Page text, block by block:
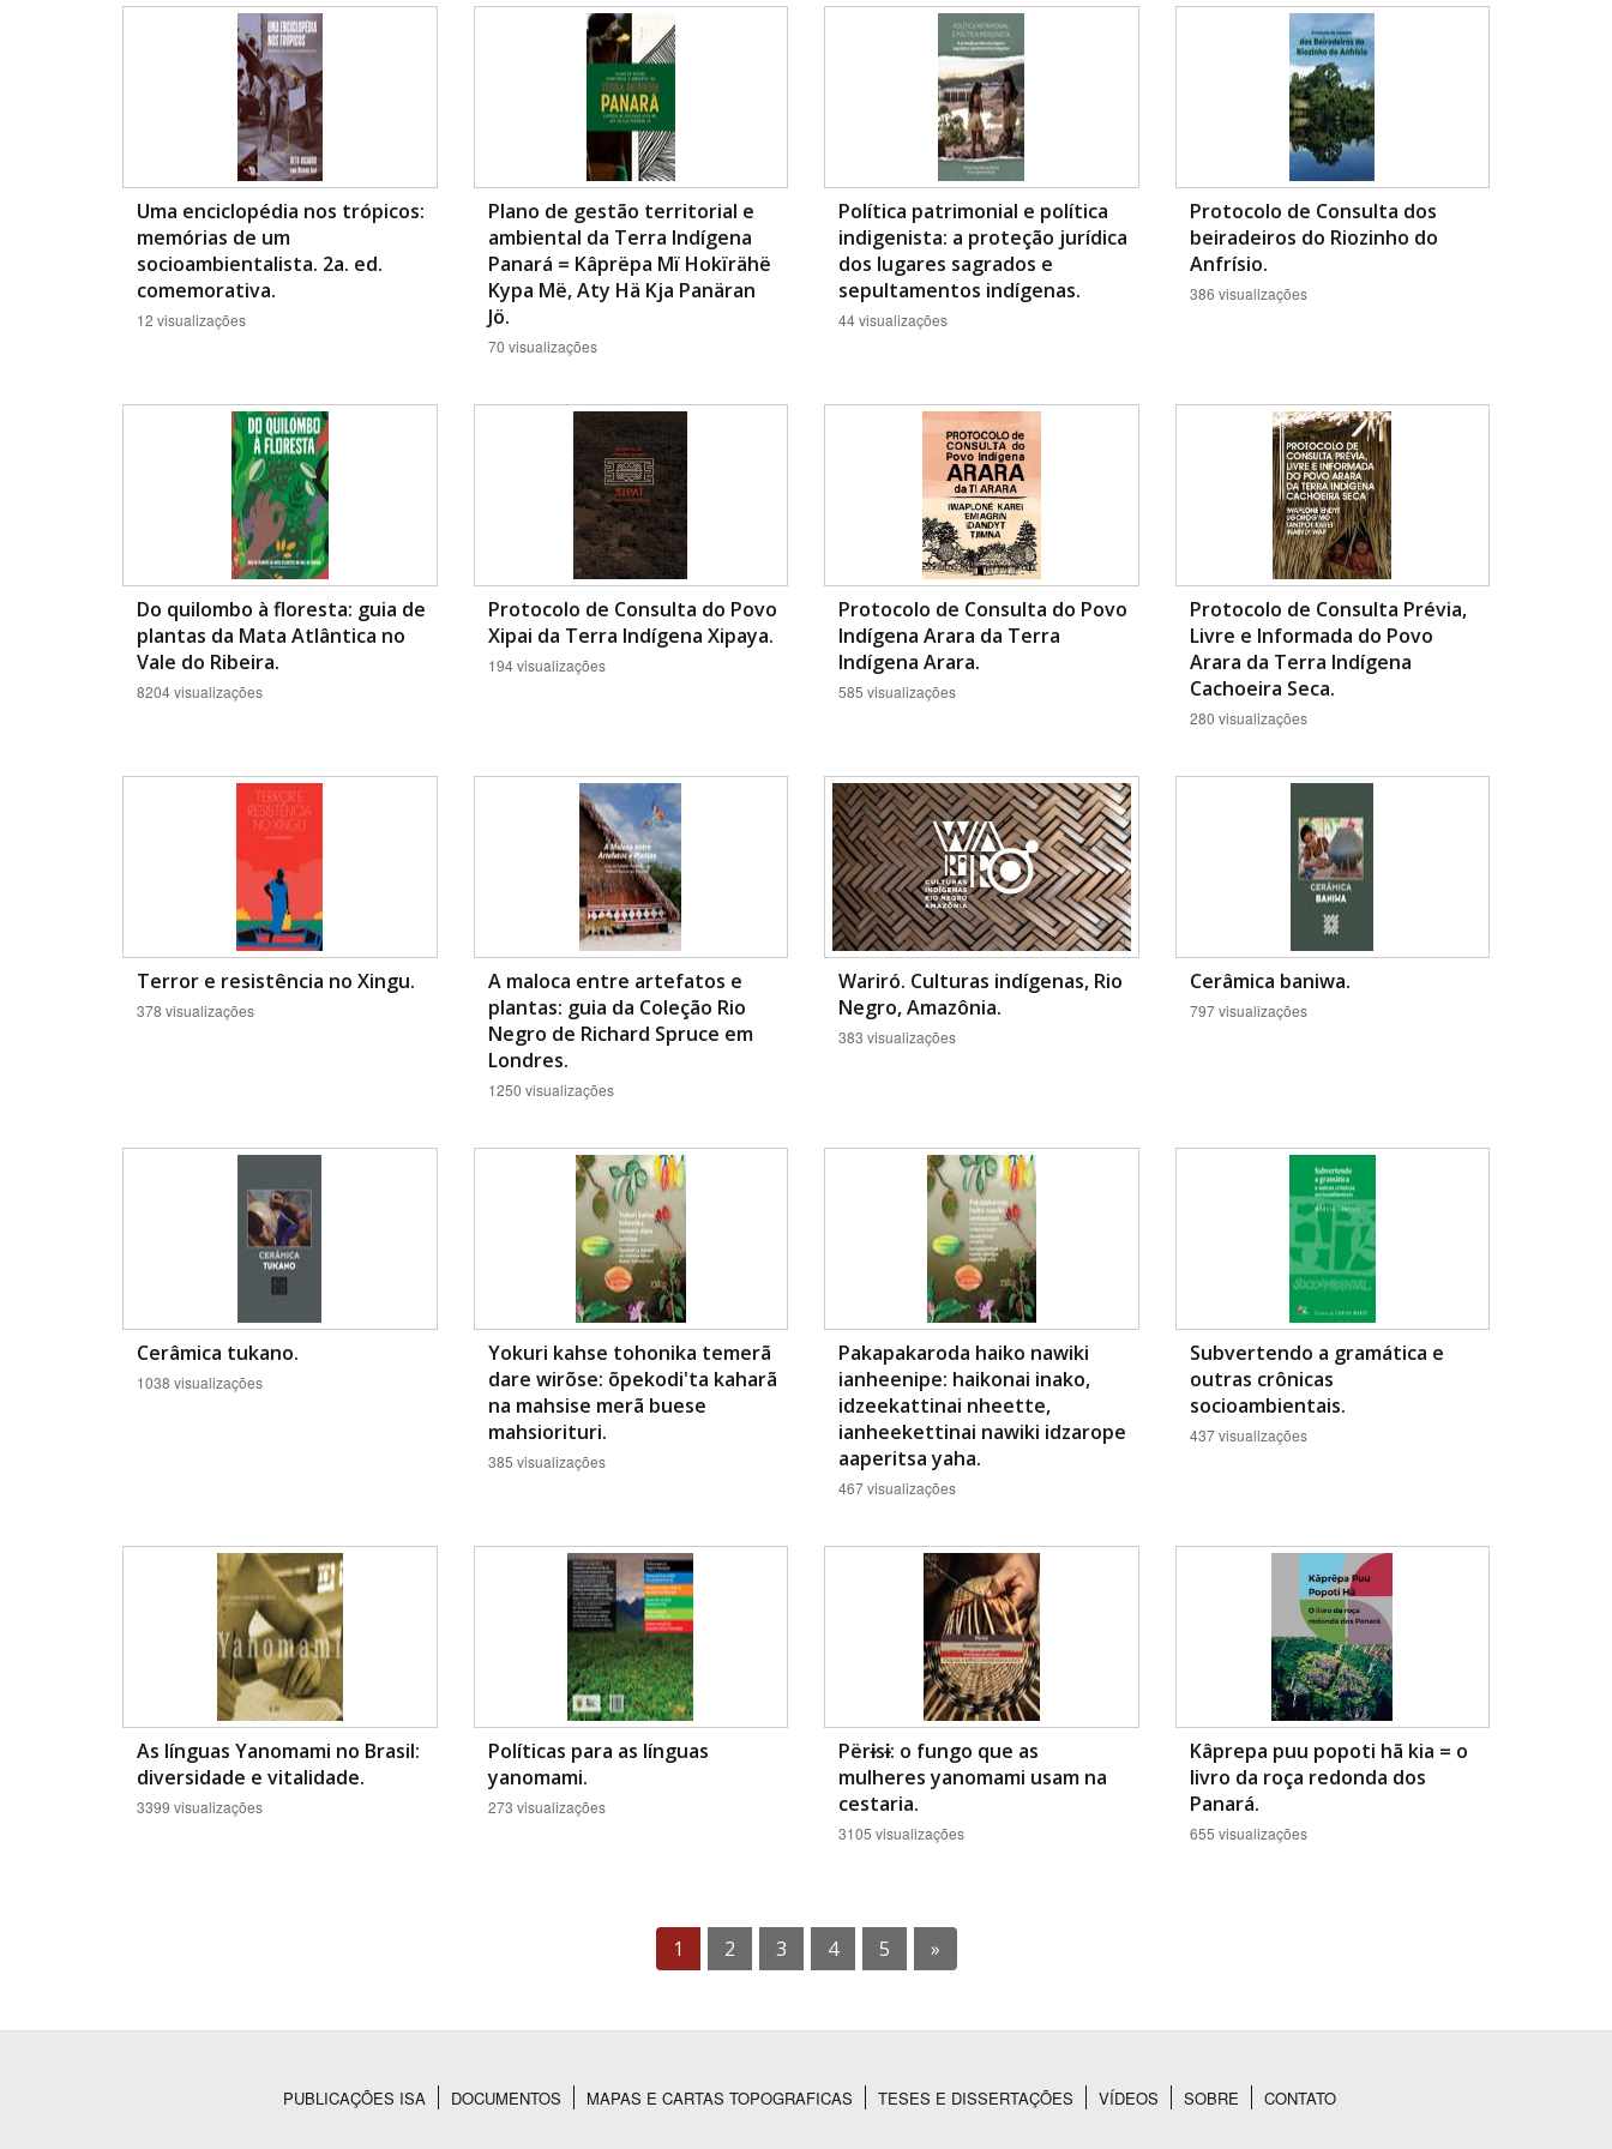
Área de Levantamento
Uma enciclopédia nos trópicos:
memórias de um
socioambientalista. 2a. ed.
comemorativa.
12 visualizações
Plano de gestão territorial e
ambiental da Terra Indígena
Panará = Kâprëpa Mï Hokïrähë
Kypa Më, Aty Hä Kja Panäran
Jö.
70 visualizações
Política patrimonial e política
indigenista: a proteção jurídica
dos lugares sagrados e
sepultamentos indígenas.
44 visualizações
Protocolo de Consulta dos
beiradeiros do Riozinho do
Anfrísio.
386 visualizações
Do quilombo à floresta: guia de
plantas da Mata Atlântica no
Vale do Ribeira.
8204 visualizações
Protocolo de Consulta do Povo
Xipai da Terra Indígena Xipaya.
194 visualizações
Protocolo de Consulta do Povo
Indígena Arara da Terra
Indígena Arara.
585 visualizações
Protocolo de Consulta Prévia,
Livre e Informada do Povo
Arara da Terra Indígena
Cachoeira Seca.
280 visualizações
Terror e resistência no Xingu.
378 visualizações
A maloca entre artefatos e
plantas: guia da Coleção Rio
Negro de Richard Spruce em
Londres.
1250 visualizações
Wariró. Culturas indígenas, Rio
Negro, Amazônia.
383 visualizações
Cerâmica baniwa.
797 visualizações
Cerâmica tukano.
1038 visualizações
Yokuri kahse tohonika temerã
dare wirõse: õpekodi'ta kaharã
na mahsise merã buese
mahsiorituri.
385 visualizações
Pakapakaroda haiko nawiki
ianheenipe: haikonai inako,
idzeekattinai nheette,
ianheekettinai nawiki idzarope
aaperitsa yaha.
467 visualizações
Subvertendo a gramática e
outras crônicas
socioambientais.
437 visualizações
As línguas Yanomami no Brasil:
diversidade e vitalidade.
3399 visualizações
Políticas para as línguas
yanomami.
273 visualizações
Përɨsɨ: o fungo que as
mulheres yanomami usam na
cestaria.
3105 visualizações
Kâprepa puu popoti hã kia = o
livro da roça redonda dos
Panará.
655 visualizações
1 2 3 4 5 »
PUBLICAÇÕES ISA DOCUMENTOS MAPAS E CARTAS TOPOGRAFICAS TESES E DISSERTAÇÕES VÍDEOS SOBRE CONTATO